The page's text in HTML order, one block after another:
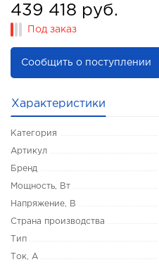
439 418 руб.
Под заказ
Сообщить о поступлении
Характеристики
Категория
Артикул
Бренд
Мощность, Вт
Напряжение, В
Страна производства
Тип
Ток, А